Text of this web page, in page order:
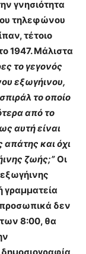
γνησιότητα
τηλεφώνου
τέτοιο
1947.Μάλιστα
το γεγονός
εξωγήινου,
το οποίο
από το
αυτή είναι
απάτης και όχι
ζωής;” Οι
γραμματεία
δεν
των 8:00, θα